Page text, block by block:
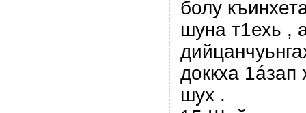
болу
шуна т1ехь ,
доккха
шух .